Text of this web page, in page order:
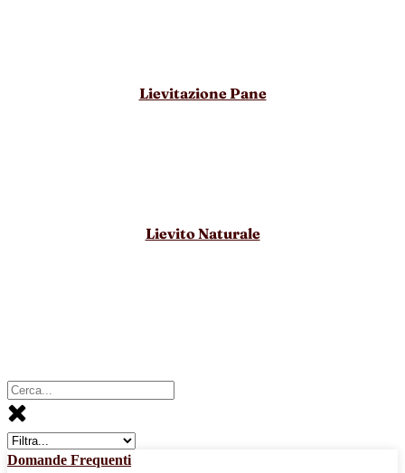
Lievitazione Pane
Lievito Naturale
Domande Frequenti